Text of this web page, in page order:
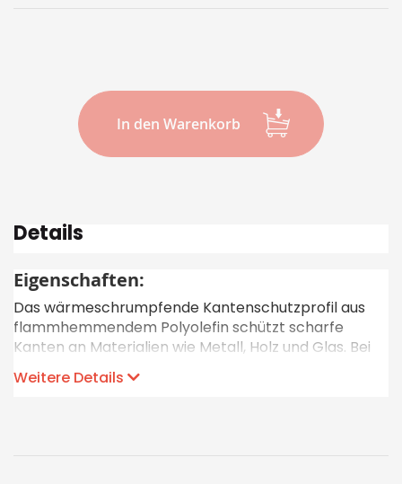
In den Warenkorb
Details
Eigenschaften:
Das wärmeschrumpfende Kantenschutzprofil aus
flammhemmendem Polyolefin schützt scharfe
Kanten an Materialien wie Metall, Holz und Glas. Bei
Erhitzung auf 120°C schrumpft das Profil von einer V-
Form in eine U-Form. Die Innenseite ist mit einem
Weitere Details